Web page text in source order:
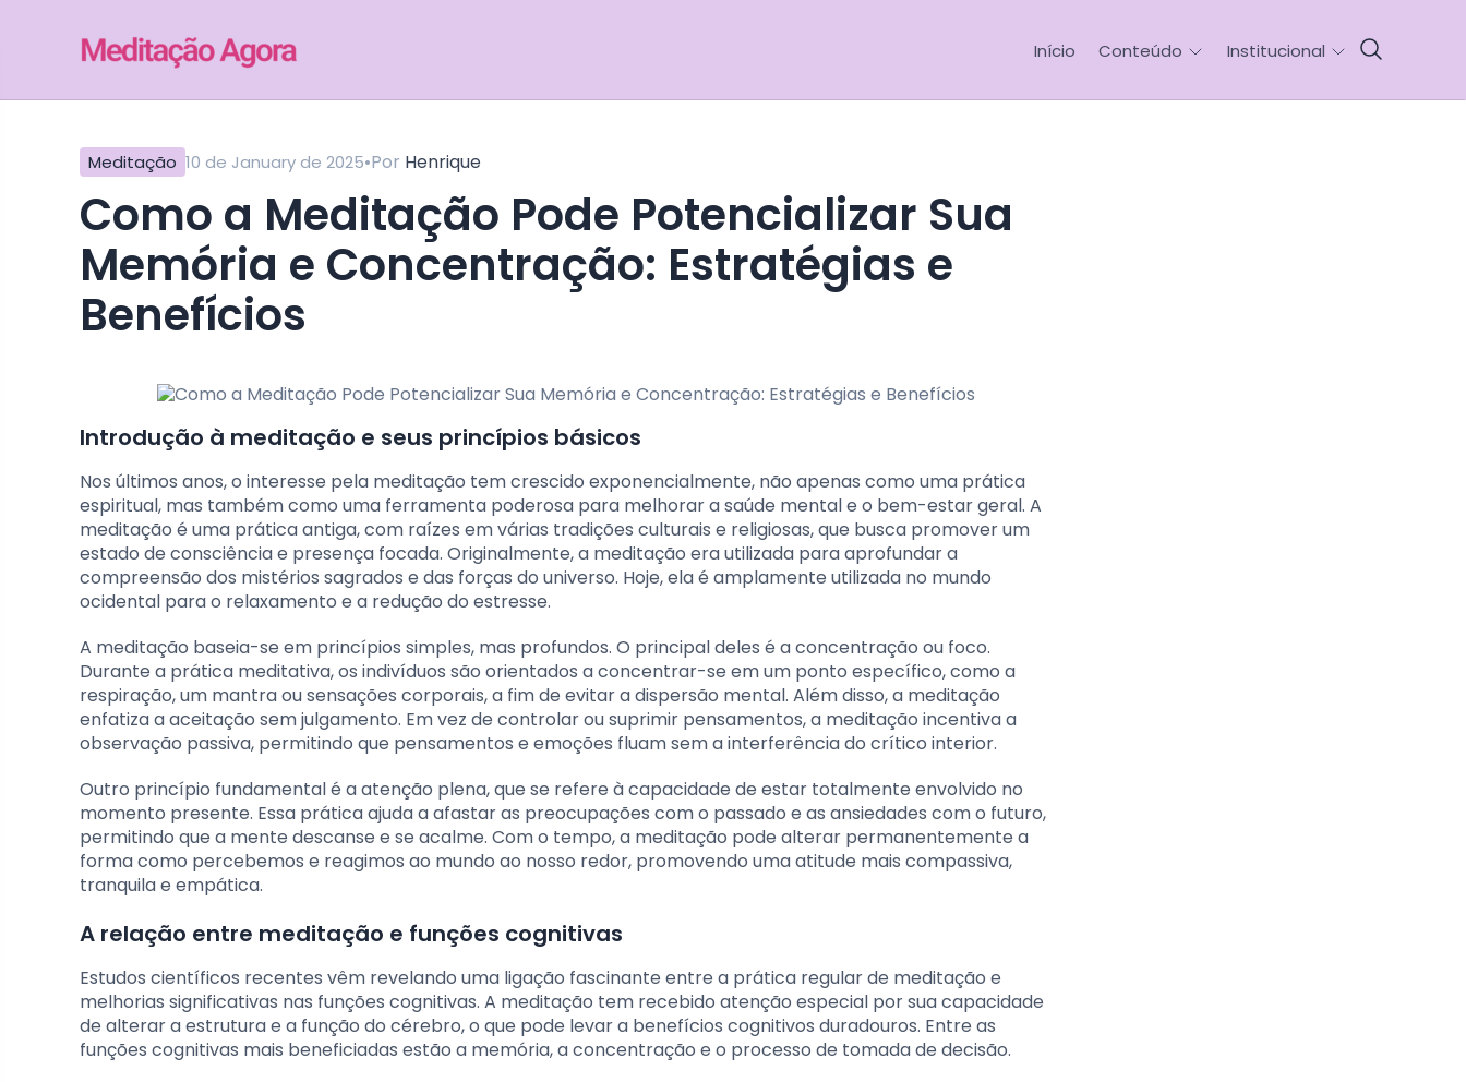
Início Conteúdo Institucional
Meditação 10 de January de 2025•Por Henrique
Como a Meditação Pode Potencializar Sua
Memória e Concentração: Estratégias e
Benefícios
Introdução à meditação e seus princípios básicos
Nos últimos anos, o interesse pela meditação tem crescido exponencialmente, não apenas como uma prática
espiritual, mas também como uma ferramenta poderosa para melhorar a saúde mental e o bem-estar geral. A
meditação é uma prática antiga, com raízes em várias tradições culturais e religiosas, que busca promover um
estado de consciência e presença focada. Originalmente, a meditação era utilizada para aprofundar a
compreensão dos mistérios sagrados e das forças do universo. Hoje, ela é amplamente utilizada no mundo
ocidental para o relaxamento e a redução do estresse.
A meditação baseia-se em princípios simples, mas profundos. O principal deles é a concentração ou foco.
Durante a prática meditativa, os indivíduos são orientados a concentrar-se em um ponto específico, como a
respiração, um mantra ou sensações corporais, a fim de evitar a dispersão mental. Além disso, a meditação
enfatiza a aceitação sem julgamento. Em vez de controlar ou suprimir pensamentos, a meditação incentiva a
observação passiva, permitindo que pensamentos e emoções fluam sem a interferência do crítico interior.
Outro princípio fundamental é a atenção plena, que se refere à capacidade de estar totalmente envolvido no
momento presente. Essa prática ajuda a afastar as preocupações com o passado e as ansiedades com o futuro,
permitindo que a mente descanse e se acalme. Com o tempo, a meditação pode alterar permanentemente a
forma como percebemos e reagimos ao mundo ao nosso redor, promovendo uma atitude mais compassiva,
tranquila e empática.
A relação entre meditação e funções cognitivas
Estudos científicos recentes vêm revelando uma ligação fascinante entre a prática regular de meditação e
melhorias significativas nas funções cognitivas. A meditação tem recebido atenção especial por sua capacidade
de alterar a estrutura e a função do cérebro, o que pode levar a benefícios cognitivos duradouros. Entre as
funções cognitivas mais beneficiadas estão a memória, a concentração e o processo de tomada de decisão.